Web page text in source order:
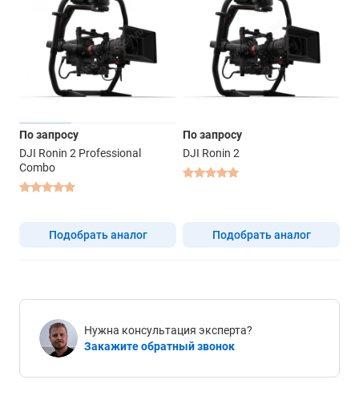
По запросу
DJI Ronin 2 Professional
Combo
Подобрать аналог
По запросу
DJI Ronin 2
Подобрать аналог
Нужна консультация эксперта?
Закажите обратный звонок